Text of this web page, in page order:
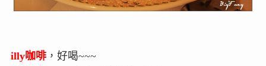
illy咖啡，好喝~~~